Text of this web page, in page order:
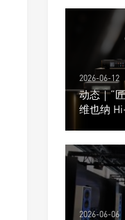
2026-06-12
动态｜“
维也纳
2026-06-06